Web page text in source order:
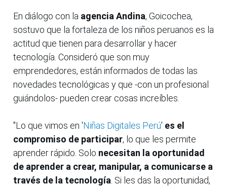
En diálogo con la agencia Andina, Goicochea,
sostuvo que la fortaleza de los niños peruanos es la
actitud que tienen para desarrollar y hacer
tecnología. Consideró que son muy
emprendedores, están informados de todas las
novedades tecnológicas y que -con un profesional
guiándolos- pueden crear cosas increíbles.
"Lo que vimos en 'Niñas Digitales Perú' es el
compromiso de participar, lo que les permite
aprender rápido. Solo necesitan la oportunidad
de aprender a crear, manipular, a comunicarse a
través de la tecnología . Si les das la oportunidad,